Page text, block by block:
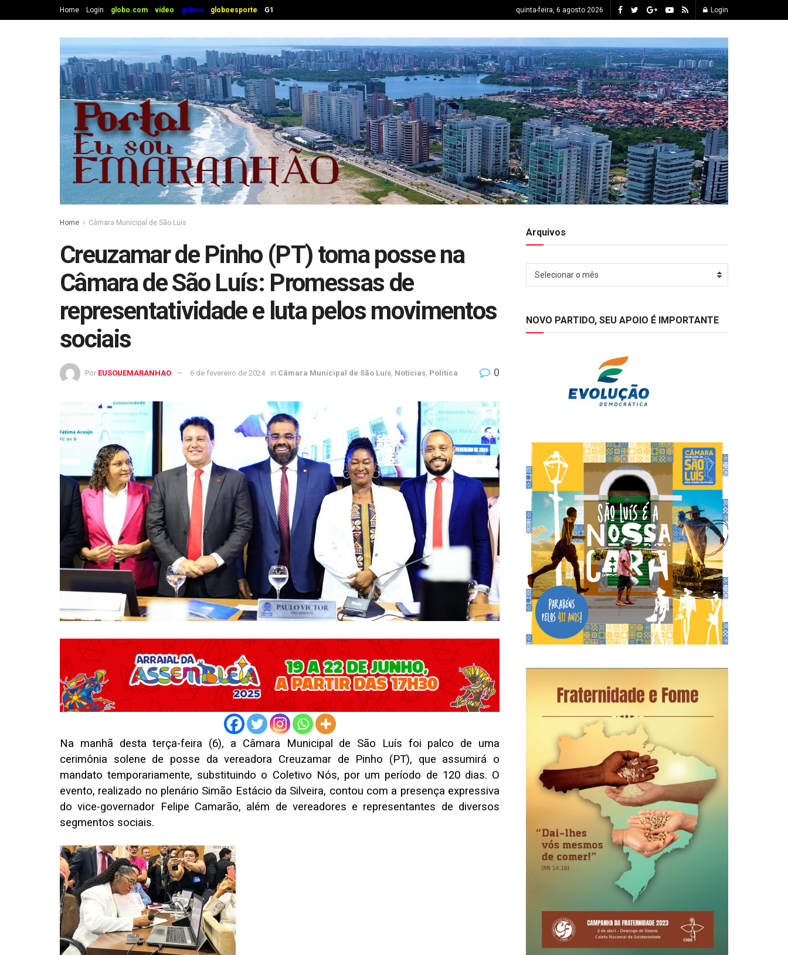
Home Login globo.com vídeo gshow globoesporte G1 quinta-feira, 6 agosto 2026 Login
Home Câmara Municipal de São Luís
Creuzamar de Pinho (PT) toma posse na
Câmara de São Luís: Promessas de
representatividade e luta pelos movimentos
sociais
Por EUSOUEMARANHAO 6 de fevereiro de 2024 in Câmara Municipal de São Luís Notícias Política 0
Na manhã desta terça-feira (6), a Câmara Municipal de São Luís foi palco de uma
cerimônia solene de posse da vereadora Creuzamar de Pinho (PT), que assumirá o
mandato temporariamente, substituindo o Coletivo Nós, por um período de 120 dias. O
evento, realizado no plenário Simão Estácio da Silveira, contou com a presença expressiva
do vice-governador Felipe Camarão, além de vereadores e representantes de diversos
segmentos sociais.
Arquivos
Selecionar o mês
NOVO PARTIDO, SEU APOIO É IMPORTANTE